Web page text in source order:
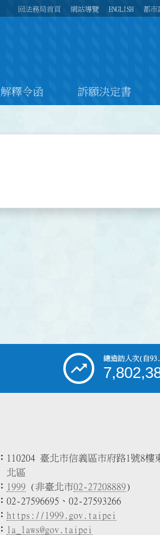
回法務局首頁 網站導覽 ENGLISH 都市
解釋令函 訴願決定書
總造訪人次(自
110204 臺北市信義區市府路1號8樓
北區
1999 (非臺北市02-27208889)
02-27596695、02-27593266
https://1999.gov.taipei
la_laws@gov.taipei